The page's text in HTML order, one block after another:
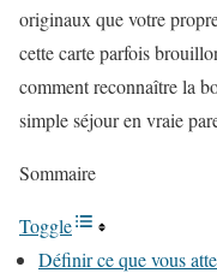
originaux que votre
cette carte parfois
comment reconnaître la
simple séjour en vraie
Sommaire
Toggle
Définir ce que vous